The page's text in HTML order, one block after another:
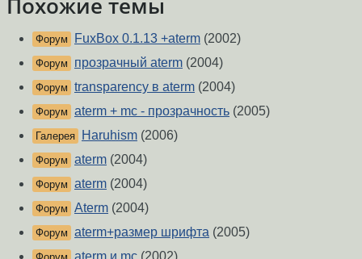
Похожие темы
Форум FuxBox 0.1.13 +aterm (2002)
Форум прозрачный aterm (2004)
Форум transparency в aterm (2004)
Форум aterm + mc - прозрачность (2005)
Галерея Haruhism (2006)
Форум aterm (2004)
Форум aterm (2004)
Форум Aterm (2004)
Форум aterm+размер шрифта (2005)
aterm и mc (2002)